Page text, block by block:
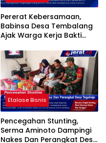
Pererat Kebersamaan,
Babinsa Desa Tembalang
Ajak Warga Kerja Bakti
Etalase Bisnis
Pencegahan Stunting,
Serma Aminoto Dampingi
Nakes Dan Perangkat Desa